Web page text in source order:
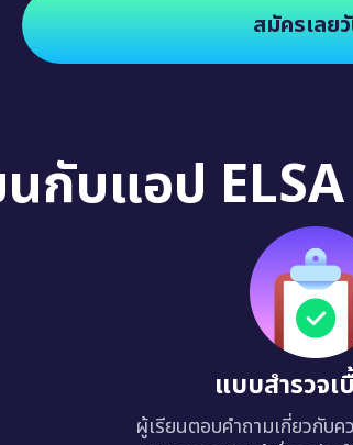
สมัครเลย
นกับแอป
แบบสำรวจ
ผู้เรียนตอบคำถามเกี่ยวกับค